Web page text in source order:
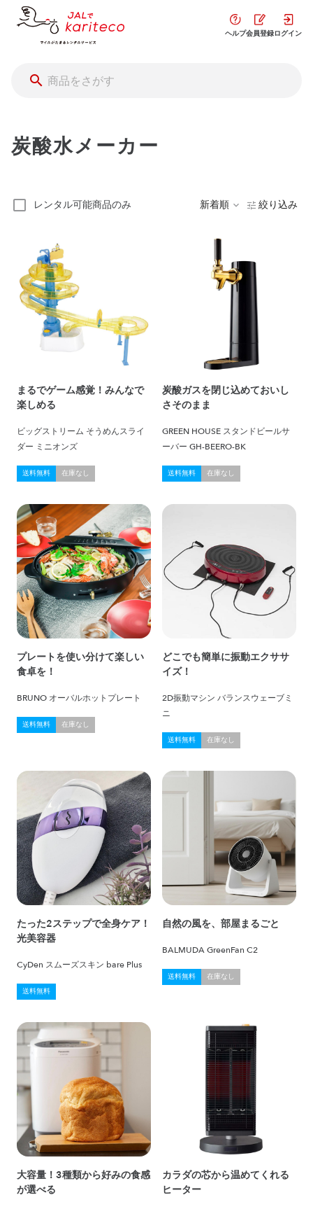
ヘルプ会員登録ログイン
炭酸水メーカー
レンタル可能商品のみ 新着順 絞り込み
まるでゲーム感覚！みんなで
楽しめる
ビッグストリーム そうめんスライ
ダー ミニオンズ
送料無料 在庫なし
炭酸ガスを閉じ込めておいし
さそのまま
GREEN HOUSE スタンドビールサ
ーバー GH-BEERO-BK
送料無料 在庫なし
プレートを使い分けて楽しい
食卓を！
BRUNO オーバルホットプレート
送料無料 在庫なし
どこでも簡単に振動エクササ
イズ！
2D振動マシン バランスウェーブミ
ニ
送料無料 在庫なし
たった2ステップで全身ケア！
光美容器
CyDen スムーズスキン bare Plus
送料無料
自然の風を、部屋まるごと
BALMUDA GreenFan C2
送料無料 在庫なし
大容量！3種類から好みの食感
が選べる
カラダの芯から温めてくれる
ヒーター